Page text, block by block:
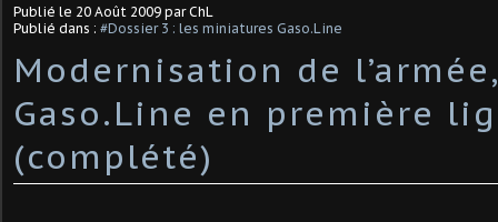
Publié le 20 Août 2009 par ChL
Publié dans : #Dossier 3 : les miniatures Gaso.Line
Modernisation de l’armée,
Gaso.Line en première
(complété)